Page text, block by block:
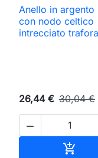
Anello in argento
con nodo celtico
intrecciato
26,44 € 30,04 €

